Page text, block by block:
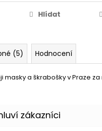
Hlídat
(5) Hodnocení
masky a škrabošky v Praze